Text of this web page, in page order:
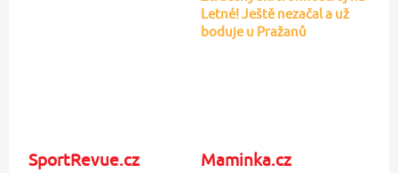
Letné! Ještě nezačal a už
boduje u Pražanů
SportRevue.cz Maminka.cz